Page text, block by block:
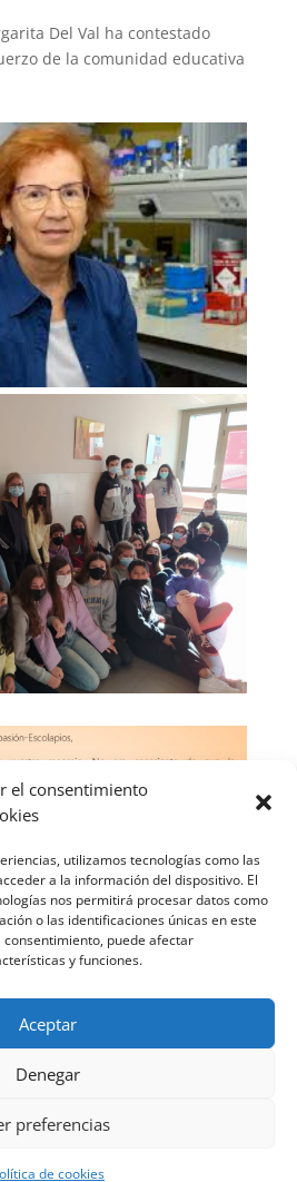
el consentimiento
utilizamos tecnologías como las
a la información del dispositivo. El
nos permitirá procesar datos como
o las identificaciones únicas en este
puede afectar
y funciones.
Aceptar
Denegar
preferencias
de cookies
Del Val ha contestado
de la comunidad educativa
Pías Provincia Emaús
Aviso Legal